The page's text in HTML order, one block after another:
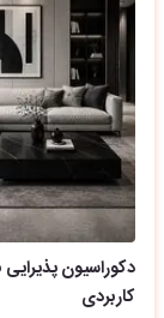
کاربردی